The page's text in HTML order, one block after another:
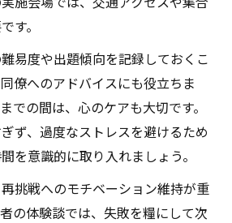
す。
易度や出題傾向を記録しておくこ
僚へのアドバイスにも役立ちま
での間は、心のケアも大切です。
ず、過度なストレスを避けるため
を意識的に取り入れましょう。
挑戦へのモチベーション維持が重
の体験談では、失敗を糧にして次